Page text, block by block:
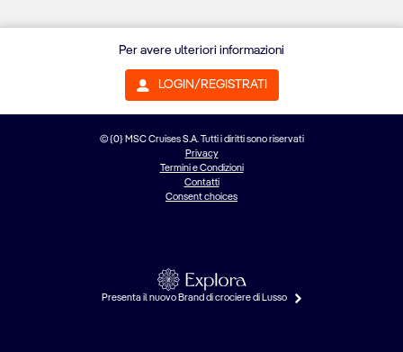
© {0} MSC Cruises S.A. Tutti i diritti sono riservati
Privacy
Termini e Condizioni
Contatti
Consent choices
Presenta il nuovo Brand di crociere di Lusso
Per avere ulteriori informazioni
LOGIN/REGISTRATI